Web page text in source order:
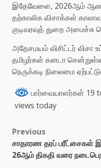
இதேவேளை, 2026ஆம்
தற்காலிக விசாக்கள்
குடிவரவுத் துறை அமைச்சு
அதேசமயம் விசிட்டர் விசா
தமிழர்கள் கனடா
நெருக்கடி நிலைமை
பார்வையாளர்கள் 19
views today
Previous
சாதாரண தரப் பரீட்சைகள்
26ஆம் திகதி வரை